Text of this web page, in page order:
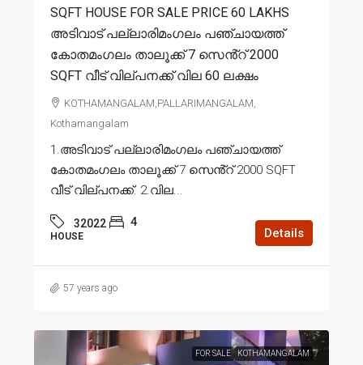
SQFT HOUSE FOR SALE PRICE 60 LAKHS
അടിവാട് പല്ലാരിമംഗലം പഞ്ചായത്ത്
കോതമംഗലം താലൂക്ക് 7 സെൻ്റ് 2000
SQFT വീട് വില്പനക്ക് വില 60 ലക്ഷം
KOTHAMANGALAM,PALLARIMANGALAM,
Kothamangalam
1.അടിവാട് പല്ലാരിമംഗലം പഞ്ചായത്ത്
കോതമംഗലം താലൂക്ക് 7 സെൻ്റ് 2000 SQFT
വീട് വില്പനക്ക്. 2.വില...
32022 4
HOUSE Details
57 years ago
FOR SALE KOTHAMANGALAM